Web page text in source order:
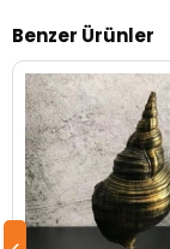
Benzer Ürünler